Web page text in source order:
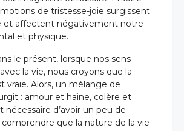
de tristesse-joie surgissent
et affectent négativement notre
et physique.
le présent, lorsque nos sens
la vie, nous croyons que la
vraie. Alors, un mélange de
: amour et haine, colère et
nécessaire d’avoir un peu de
que la nature de la vie